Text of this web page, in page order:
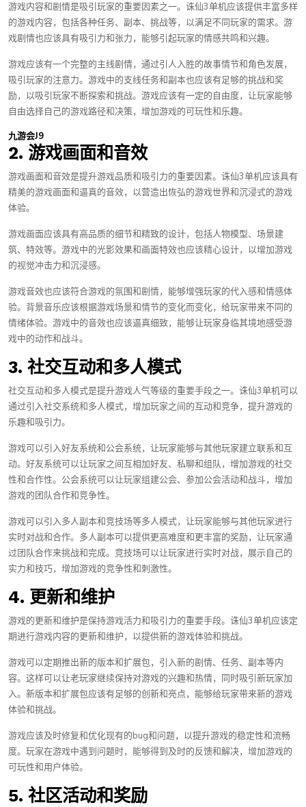
游戏内容和剧情是吸引玩家的重要因素之一。诛仙3单机应该提供丰富多样
的游戏内容，包括各种任务、副本、挑战等，以满足不同玩家的需求。游
戏剧情也应该具有吸引力和张力，能够引起玩家的情感共鸣和兴趣。
游戏应该有一个完整的主线剧情，通过引人入胜的故事情节和角色发展，
吸引玩家的注意力。游戏中的支线任务和副本也应该有足够的挑战和奖
励，以吸引玩家不断探索和挑战。游戏应该有一定的自由度，让玩家能够
自由选择自己的游戏路径和决策，增加游戏的可玩性和乐趣。
九游会J9
2. 游戏画面和音效
游戏画面和音效是提升游戏品质和吸引力的重要因素。诛仙3单机应该具有
精美的游戏画面和逼真的音效，以营造出恢弘的游戏世界和沉浸式的游戏
体验。
游戏画面应该具有高品质的细节和精致的设计，包括人物模型、场景建
筑、特效等。游戏中的光影效果和画面特效也应该精心设计，以增加游戏
的视觉冲击力和沉浸感。
游戏音效也应该符合游戏的氛围和剧情，能够增强玩家的代入感和情感体
验。背景音乐应该根据游戏场景和情节的变化而变化，给玩家带来不同的
情绪体验。游戏中的音效也应该逼真细致，能够让玩家身临其境地感受游
戏中的动作和战斗。
3. 社交互动和多人模式
社交互动和多人模式是提升游戏人气等级的重要手段之一。诛仙3单机可以
通过引入社交系统和多人模式，增加玩家之间的互动和竞争，提升游戏的
乐趣和吸引力。
游戏可以引入好友系统和公会系统，让玩家能够与其他玩家建立联系和互
动。好友系统可以让玩家之间互相加好友、私聊和组队，增加游戏的社交
性和合作性。公会系统可以让玩家组建公会、参加公会活动和战斗，增加
游戏的团队合作和竞争性。
游戏可以引入多人副本和竞技场等多人模式，让玩家能够与其他玩家进行
实时对战和合作。多人副本可以提供更高难度和更丰富的奖励，让玩家通
过团队合作来挑战和完成。竞技场可以让玩家进行实时对战，展示自己的
实力和技巧，增加游戏的竞争性和刺激性。
4. 更新和维护
游戏的更新和维护是保持游戏活力和吸引力的重要手段。诛仙3单机应该定
期进行游戏内容的更新和维护，以提供新的游戏体验和挑战。
游戏可以定期推出新的版本和扩展包，引入新的剧情、任务、副本等内
容。这样可以让老玩家继续保持对游戏的兴趣和热情，同时吸引新玩家加
入。新版本和扩展包应该有足够的创新和亮点，能够给玩家带来新的游戏
体验和挑战。
游戏应该及时修复和优化现有的bug和问题，以提升游戏的稳定性和流畅
度。玩家在游戏中遇到问题时，能够得到及时的反馈和解决，增加游戏的
可玩性和用户体验。
5. 社区活动和奖励